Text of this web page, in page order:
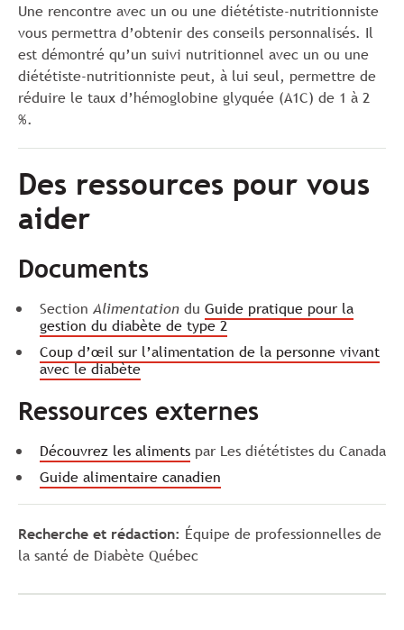
Une rencontre avec un ou une diététiste-nutritionniste
vous permettra d’obtenir des conseils personnalisés. Il
est démontré qu’un suivi nutritionnel avec un ou une
diététiste-nutritionniste peut, à lui seul, permettre de
réduire le taux d’hémoglobine glyquée (A1C) de 1 à 2
%.
Des ressources pour vous
aider
Documents
Section Alimentation du Guide pratique pour la
gestion du diabète de type 2
Coup d’œil sur l’alimentation de la personne vivant
avec le diabète
Ressources externes
Découvrez les aliments par Les diététistes du Canada
Guide alimentaire canadien
Recherche et rédaction: Équipe de professionnelles de
la santé de Diabète Québec